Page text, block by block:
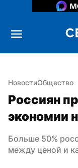
НовостиОбщество
Россиян
экономии
Больше 50%
между ценой и